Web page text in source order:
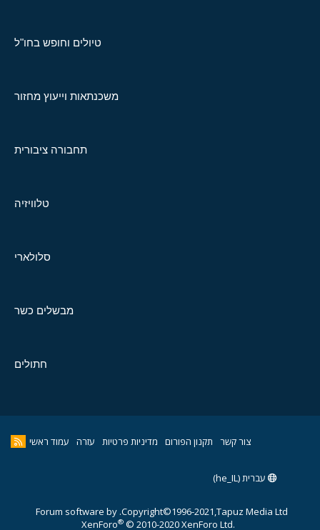
טיולים וחופש בחו"ל
משכנתאות וייעוץ מחזור
תחבורה ציבורית
טלוויזיה
סלולארי
מבשלים כשר
חתולים
צור קשר תקנון הפורום מדיניות פרטיות עזרה עמוד ראשי
עברית (he_IL)
Copyright©1996-2021,Tapuz Media Ltd.
Forum software by
XenForo® © 2010-2020 XenForo Ltd.